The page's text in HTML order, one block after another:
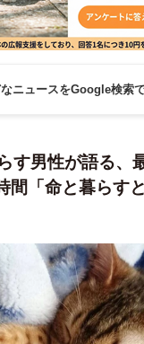
なニュースをGoogle検索
す男性が語る、
間「命と暮らす